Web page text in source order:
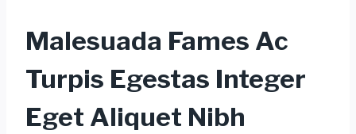
Malesuada Fames Ac
Turpis Egestas Integer
Eget Aliquet Nibh